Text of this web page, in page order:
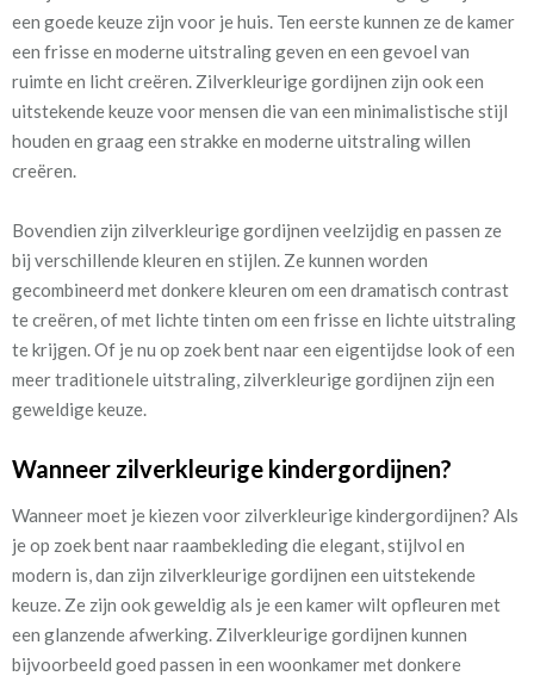
een goede keuze zijn voor je huis. Ten eerste kunnen ze de kamer
een frisse en moderne uitstraling geven en een gevoel van
ruimte en licht creëren. Zilverkleurige gordijnen zijn ook een
uitstekende keuze voor mensen die van een minimalistische stijl
houden en graag een strakke en moderne uitstraling willen
creëren.
Bovendien zijn zilverkleurige gordijnen veelzijdig en passen ze
bij verschillende kleuren en stijlen. Ze kunnen worden
gecombineerd met donkere kleuren om een dramatisch contrast
te creëren, of met lichte tinten om een frisse en lichte uitstraling
te krijgen. Of je nu op zoek bent naar een eigentijdse look of een
meer traditionele uitstraling, zilverkleurige gordijnen zijn een
geweldige keuze.
Wanneer zilverkleurige kindergordijnen?
Wanneer moet je kiezen voor zilverkleurige kindergordijnen? Als
je op zoek bent naar raambekleding die elegant, stijlvol en
modern is, dan zijn zilverkleurige gordijnen een uitstekende
keuze. Ze zijn ook geweldig als je een kamer wilt opfleuren met
een glanzende afwerking. Zilverkleurige gordijnen kunnen
bijvoorbeeld goed passen in een woonkamer met donkere